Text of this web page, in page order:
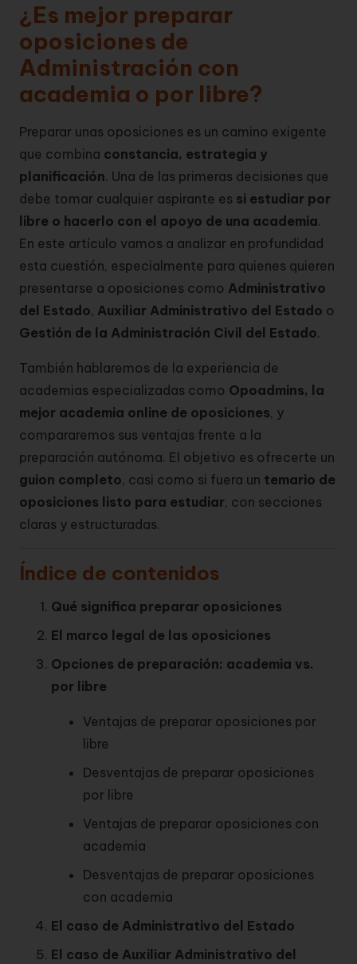
¿Es mejor preparar
oposiciones de
Administración con
academia o por libre?
Preparar unas oposiciones es un camino exigente
que combina constancia, estrategia y
planificación. Una de las primeras decisiones que
debe tomar cualquier aspirante es si estudiar por
libre o hacerlo con el apoyo de una academia.
En este artículo vamos a analizar en profundidad
esta cuestión, especialmente para quienes quieren
presentarse a oposiciones como Administrativo
del Estado, Auxiliar Administrativo del Estado o
Gestión de la Administración Civil del Estado.
También hablaremos de la experiencia de
academias especializadas como Opoadmins, la
mejor academia online de oposiciones, y
compararemos sus ventajas frente a la
preparación autónoma. El objetivo es ofrecerte un
guion completo, casi como si fuera un temario de
oposiciones listo para estudiar, con secciones
claras y estructuradas.
Índice de contenidos
Qué significa preparar oposiciones
El marco legal de las oposiciones
Opciones de preparación: academia vs.
por libre
Ventajas de preparar oposiciones por
libre
Desventajas de preparar oposiciones
por libre
Ventajas de preparar oposiciones con
academia
Desventajas de preparar oposiciones
con academia
El caso de Administrativo del Estado
El caso de Auxiliar Administrativo del